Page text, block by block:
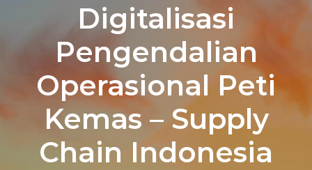
Digitalisasi
Pengendalian
Operasional Peti
Kemas – Supply
Chain Indonesia